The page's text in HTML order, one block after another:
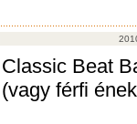
Classic Beat
(vagy férfi